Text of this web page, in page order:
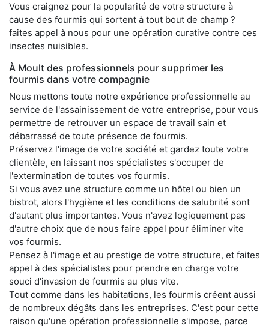
Vous craignez pour la popularité de votre structure à
cause des fourmis qui sortent à tout bout de champ ?
faites appel à nous pour une opération curative contre ces
insectes nuisibles.
À Moult des professionnels pour supprimer les
fourmis dans votre compagnie
Nous mettons toute notre expérience professionnelle au
service de l'assainissement de votre entreprise, pour vous
permettre de retrouver un espace de travail sain et
débarrassé de toute présence de fourmis.
Préservez l'image de votre société et gardez toute votre
clientèle, en laissant nos spécialistes s'occuper de
l'extermination de toutes vos fourmis.
Si vous avez une structure comme un hôtel ou bien un
bistrot, alors l'hygiène et les conditions de salubrité sont
d'autant plus importantes. Vous n'avez logiquement pas
d'autre choix que de nous faire appel pour éliminer vite
vos fourmis.
Pensez à l'image et au prestige de votre structure, et faites
appel à des spécialistes pour prendre en charge votre
souci d'invasion de fourmis au plus vite.
Tout comme dans les habitations, les fourmis créent aussi
de nombreux dégâts dans les entreprises. C'est pour cette
raison qu'une opération professionnelle s'impose, parce